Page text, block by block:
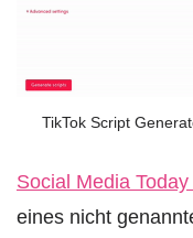
TikTok Script
Social Media
eines nicht